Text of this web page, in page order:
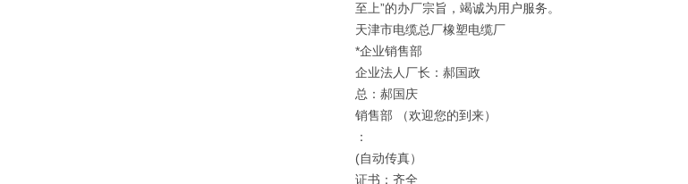
至上”的办厂宗旨，竭诚为用户服务。
天津市电缆总厂橡塑电缆厂
*企业销售部
企业法人厂长：郝国政
总：郝国庆
销售部 （欢迎您的到来）
：
(自动传真）
证书：齐全